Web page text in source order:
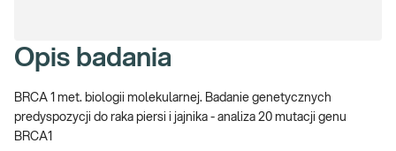
Opis badania
BRCA 1 met. biologii molekularnej. Badanie genetycznych
predyspozycji do raka piersi i jajnika - analiza 20 mutacji genu
BRCA1